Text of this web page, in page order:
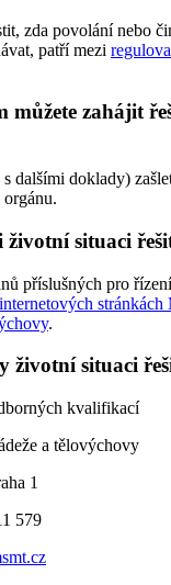
zda povolání nebo
patří mezi
můžete zahájit
dalšími doklady)
životní situaci
příslušných pro
internetových stránkách
.
životní situaci
kvalifikací
a tělovýchovy
1
579